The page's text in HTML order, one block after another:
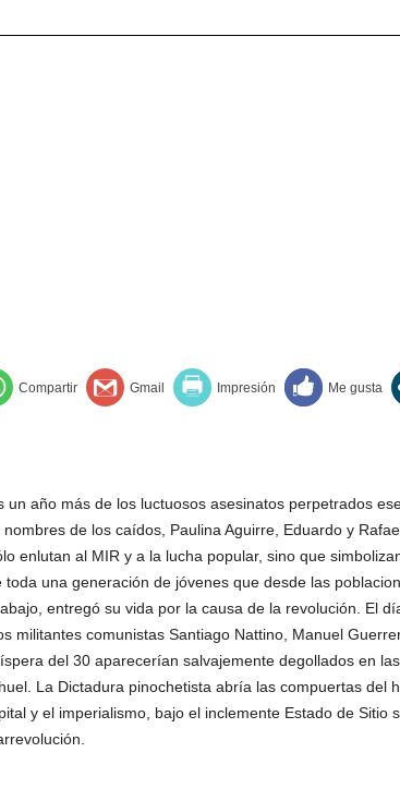
año más de los luctuosos asesinatos perpetrados
de los caídos, Paulina Aguirre, Eduardo y
enlutan al MIR y a la lucha popular, sino que
una generación de jóvenes que desde las
entregó su vida por la causa de la revolución. El
militantes comunistas Santiago Nattino, Manuel
del 30 aparecerían salvajemente degollados en las
La Dictadura pinochetista abría las compuertas del
y el imperialismo, bajo el inclemente Estado de Sitio